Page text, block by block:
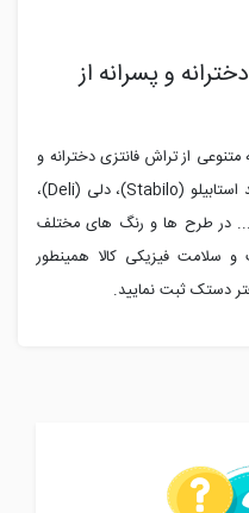
و پسرانه از
از تراش فانتزی دخترانه و
استابیلو (Stabilo)، دلی (Deli)،
در طرح ها و رنگ های مختلف
سلامت فیزیکی کالا همینطور
دستک ثبت نمایید.